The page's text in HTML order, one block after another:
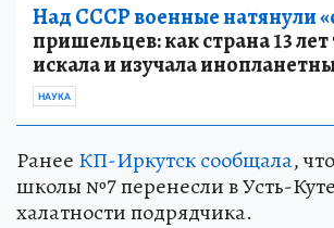
Над СССР военные натянули
пришельцев: как страна 13
искала и изучала
НАУКА
Ранее КП-Иркутск сообщала,
школы №7 перенесли в Усть-
халатности подрядчика.